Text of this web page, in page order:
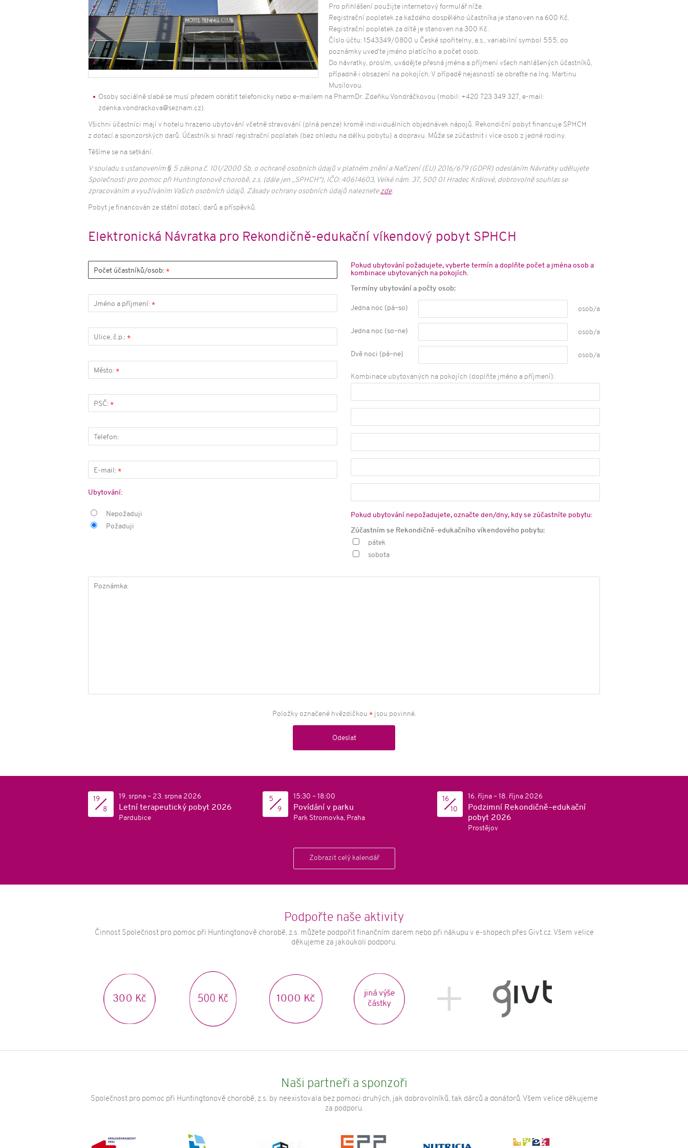
Pro přihlášení použijte internetový formulář níže.
Registrační poplatek za každého dospělého účastníka je stanoven na 600 Kč.
Registrační poplatek za dítě je stanoven na 300 Kč.
Číslo účtu: 1543349/0800 u České spořitelny, a.s., variabilní symbol 555, do
poznámky uveďte jméno platícího a počet osob.
Do návratky, prosím, uvádějte přesná jména a příjmení všech nahlášených účastníků,
případně i obsazení na pokojích. V případě nejasností se obraťte na Ing. Martinu
Musilovou.
Osoby sociálně slabé se musí předem obrátit telefonicky nebo e-mailem na PharmDr. Zdeňku Vondráčkovou (mobil: +420 723 349 327, e-mail:
zdenka.vondrackova@seznam.cz).
Všichni účastníci mají v hotelu hrazeno ubytování včetně stravování (plná penze) kromě individuálních objednávek nápojů. Rekondiční pobyt financuje SPHCH
z dotací a sponzorských darů. Účastník si hradí registrační poplatek (bez ohledu na délku pobytu) a dopravu. Může se zúčastnit i více osob z jedné rodiny.
Těšíme se na setkání.
V souladu s ustanovením § 5 zákona č. 101/2000 Sb. o ochraně osobních údajů v platném znění a Nařízení (EU) 2016/679 (GDPR) odesláním Návratky udělujete
Společnosti pro pomoc při Huntingtonově chorobě, z.s. (dále jen „SPHCH"), IČO: 40614603, Velké nám. 37, 500 01 Hradec Králové, dobrovolně souhlas se
zpracováním a využíváním Vašich osobních údajů. Zásady ochrany osobních údajů naleznete zde.
Pobyt je financován ze státní dotací, darů a příspěvků.
Elektronická Návratka pro Rekondičně-edukační víkendový pobyt SPHCH
Počet účastníků/osob: *
Jméno a příjmení: *
Ulice, č.p.: *
Město: *
PSČ: *
Telefon:
E-mail: *
Ubytování:
Nepožaduji
Požaduji
Pokud ubytování požadujete, vyberte termín a doplňte počet a jména osob a
kombinace ubytovaných na pokojích.
Termíny ubytování a počty osob:
Jedna noc (pá–so) osob/a
Jedna noc (so–ne) osob/a
Dvě noci (pá–ne) osob/a
Kombinace ubytovaných na pokojích (doplňte jméno a příjmení):
Pokud ubytování nepožadujete, označte den/dny, kdy se zúčastníte pobytu:
Zúčastním se Rekondičně-edukačního víkendového pobytu:
pátek
sobota
Poznámka:
Položky označené hvězdičkou *jsou povinné.
Odeslat
Vzdělávání a osvěta
Spolupracující
poskytovatelé sociálních
služeb
Dotazník
19
8
19. srpna – 23. srpna 2026
Letní terapeutický pobyt 2026
Pardubice
5
9
15:30 – 18:00
Povídání v parku
Park Stromovka, Praha
16
10
16. října – 18. října 2026
Podzimní Rekondičně–edukační
pobyt 2026
Prostějov
Zobrazit celý kalendář
Podpořte naše aktivity
Činnost Společnost pro pomoc při Huntingtonově chorobě, z.s. můžete podpořit finančním darem nebo při nákupu v e-shopech přes Givt.cz. Všem velice
děkujeme za jakoukoli podporu.
300 Kč 500 Kč 1000 Kč
jiná výše
částky
Naši partneři a sponzoři
Společnost pro pomoc při Huntingtonově chorobě, z.s. by neexistovala bez pomoci druhých, jak dobrovolníků, tak dárců a donátorů. Všem velice děkujeme
za podporu.